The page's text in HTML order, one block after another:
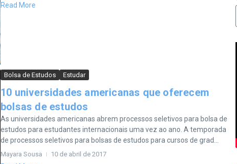
Read More
Bolsa de Estudos Estudar
10 universidades americanas que oferecem
bolsas de estudos
As universidades americanas abrem processos seletivos para bolsa de
estudos para estudantes internacionais uma vez ao ano. A temporada
de processos seletivos para bolsas de estudos para cursos de grad...
Mayara Sousa 10 de abril de 2017